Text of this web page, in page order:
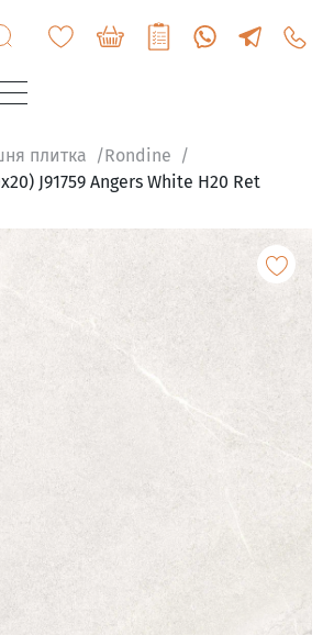
плитка
Rondine
J91759 Angers White H20 Ret